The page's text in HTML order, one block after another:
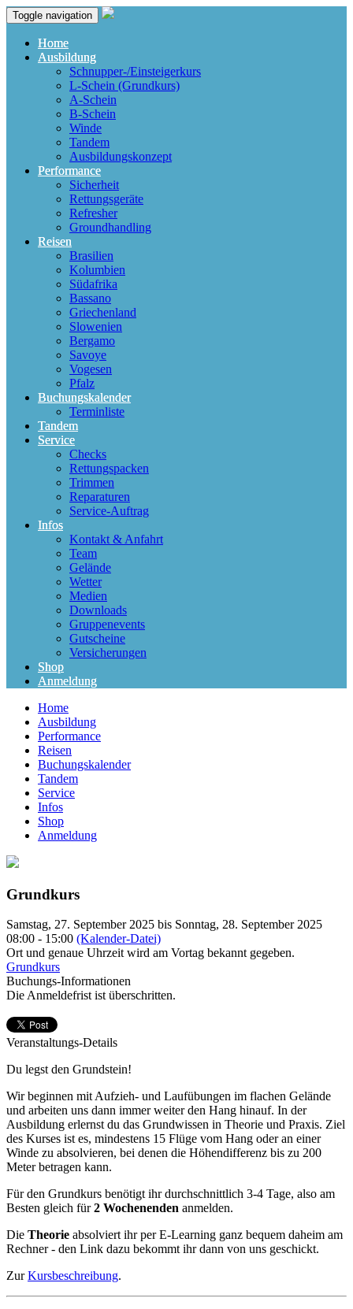
Toggle navigation
Home
Ausbildung
Schnupper-/Einsteigerkurs
L-Schein (Grundkurs)
A-Schein
B-Schein
Winde
Tandem
Ausbildungskonzept
Performance
Sicherheit
Rettungsgeräte
Refresher
Groundhandling
Reisen
Brasilien
Kolumbien
Südafrika
Bassano
Griechenland
Slowenien
Bergamo
Savoye
Vogesen
Pfalz
Buchungskalender
Terminliste
Tandem
Service
Checks
Rettungspacken
Trimmen
Reparaturen
Service-Auftrag
Infos
Kontakt & Anfahrt
Team
Gelände
Wetter
Medien
Downloads
Gruppenevents
Gutscheine
Versicherungen
Shop
Anmeldung
Home
Ausbildung
Performance
Reisen
Buchungskalender
Tandem
Service
Infos
Shop
Anmeldung
Grundkurs
Samstag, 27. September 2025 bis Sonntag, 28. September 2025
08:00 - 15:00 (Kalender-Datei)
Ort und genaue Uhrzeit wird am Vortag bekannt gegeben.
Grundkurs
Buchungs-Informationen
Die Anmeldefrist ist überschritten.
Veranstaltungs-Details
Du legst den Grundstein!
Wir beginnen mit Aufzieh- und Laufübungen im flachen Gelände
und arbeiten uns dann immer weiter den Hang hinauf. In der
Ausbildung erlernst du das Grundwissen in Theorie und Praxis. Ziel
des Kurses ist es, mindestens 15 Flüge vom Hang oder an einer
Winde zu absolvieren, bei denen die Höhendifferenz bis zu 200
Meter betragen kann.
Für den Grundkurs benötigt ihr durchschnittlich 3-4 Tage, also am
Besten gleich für2 Wochenenden anmelden.
Die Theorie absolviert ihr per E-Learning ganz bequem daheim am
Rechner - den Link dazu bekommt ihr dann von uns geschickt.
ZurKursbeschreibung.